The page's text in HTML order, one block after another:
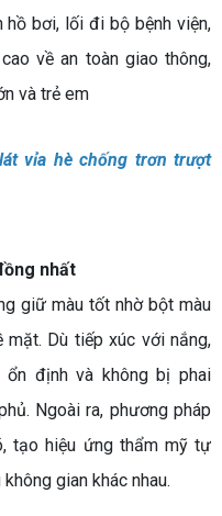
hồ bơi, lối đi bộ bệnh viện,
về an toàn giao thông,
và trẻ em
vỉa hè chống trơn trượt
nhất
giữ màu tốt nhờ bột màu
Dù tiếp xúc với nắng,
định và không bị phai
Ngoài ra, phương pháp
tạo hiệu ứng thẩm mỹ tự
gian khác nhau.